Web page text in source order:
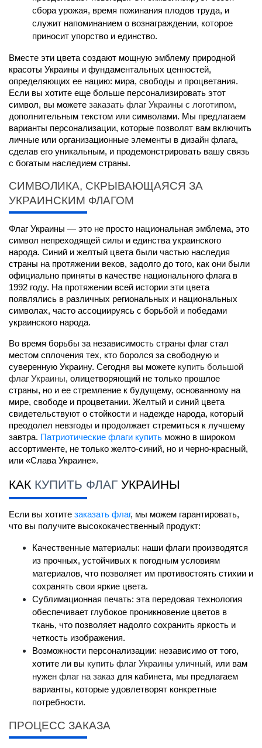
сбора урожая, время пожинания плодов труда, и
служит напоминанием о вознаграждении, которое
приносит упорство и единство.
Вместе эти цвета создают мощную эмблему природной
красоты Украины и фундаментальных ценностей,
определяющих ее нацию: мира, свободы и процветания.
Если вы хотите еще больше персонализировать этот
символ, вы можете заказать флаг Украины с логотипом,
дополнительным текстом или символами. Мы предлагаем
варианты персонализации, которые позволят вам включить
личные или организационные элементы в дизайн флага,
сделав его уникальным, и продемонстрировать вашу связь
с богатым наследием страны.
СИМВОЛИКА, СКРЫВАЮЩАЯСЯ ЗА
УКРАИНСКИМ ФЛАГОМ
Флаг Украины — это не просто национальная эмблема, это
символ непреходящей силы и единства украинского
народа. Синий и желтый цвета были частью наследия
страны на протяжении веков, задолго до того, как они были
официально приняты в качестве национального флага в
1992 году. На протяжении всей истории эти цвета
появлялись в различных региональных и национальных
символах, часто ассоциируясь с борьбой и победами
украинского народа.
Во время борьбы за независимость страны флаг стал
местом сплочения тех, кто боролся за свободную и
суверенную Украину. Сегодня вы можете купить большой
флаг Украины, олицетворяющий не только прошлое
страны, но и ее стремление к будущему, основанному на
мире, свободе и процветании. Желтый и синий цвета
свидетельствуют о стойкости и надежде народа, который
преодолел невзгоды и продолжает стремиться к лучшему
завтра. Патриотические флаги купить можно в широком
ассортименте, не только желто-синий, но и черно-красный,
или «Слава Украине».
КАК КУПИТЬ ФЛАГ УКРАИНЫ
Если вы хотите заказать флаг, мы можем гарантировать,
что вы получите высококачественный продукт:
Качественные материалы: наши флаги производятся
из прочных, устойчивых к погодным условиям
материалов, что позволяет им противостоять стихии и
сохранять свои яркие цвета.
Сублимационная печать: эта передовая технология
обеспечивает глубокое проникновение цветов в
ткань, что позволяет надолго сохранить яркость и
четкость изображения.
Возможности персонализации: независимо от того,
хотите ли вы купить флаг Украины уличный, или вам
нужен флаг на заказ для кабинета, мы предлагаем
варианты, которые удовлетворят конкретные
потребности.
ПРОЦЕСС ЗАКАЗА